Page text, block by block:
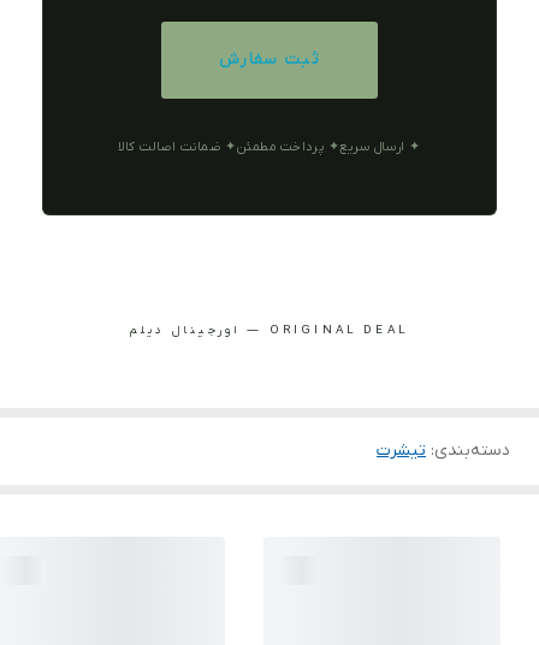
ثبت سفارش
✦ ارسال سریع✦ پرداخت مطمئن✦ ضمانت اصالت کالا
ORIGINAL DEAL — اورجینال دیلم
دسته‌بندی: تیشرت